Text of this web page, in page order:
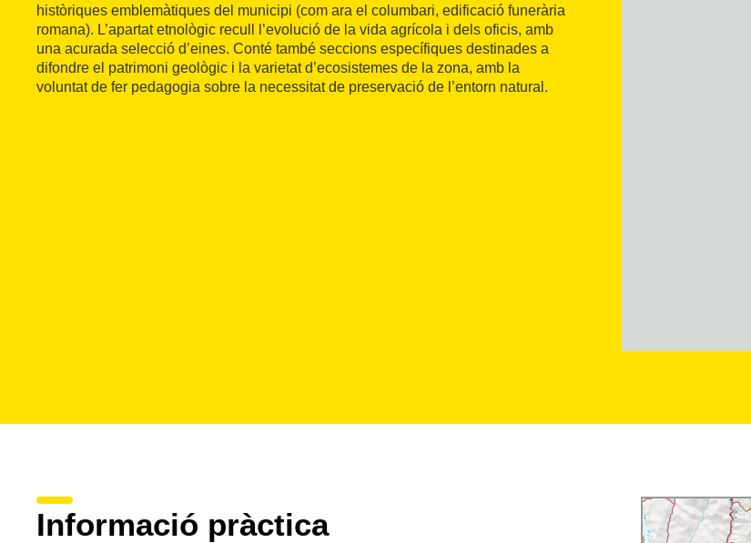
històriques emblemàtiques del municipi (com ara el columbari, edificació funerària
romana). L’apartat etnològic recull l’evolució de la vida agrícola i dels oficis, amb
una acurada selecció d’eines. Conté també seccions específiques destinades a
difondre el patrimoni geològic i la varietat d’ecosistemes de la zona, amb la
voluntat de fer pedagogia sobre la necessitat de preservació de l’entorn natural.
Informació pràctica